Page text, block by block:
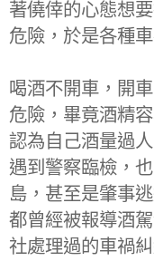
著僥倖的心態想
危險，於是各種
喝酒不開車，開
危險，畢竟酒精
認為自己酒量過
遇到警察臨檢，
島，甚至是肇事
都曾經被報導酒
社處理過的車禍